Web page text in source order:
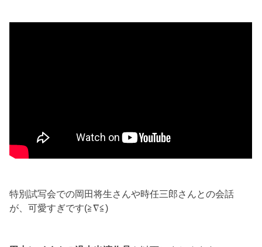
特別試写会での岡田将生さんや時任三郎さんとの会話
が、可愛すぎです(≧∇≦)